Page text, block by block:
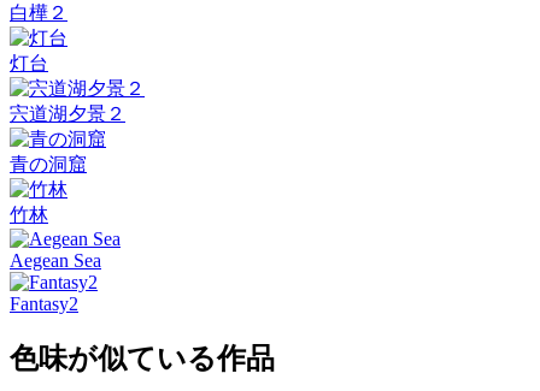
白樺２
灯台
宍道湖夕景２
青の洞窟
竹林
Aegean Sea
Fantasy2
色味が似ている作品